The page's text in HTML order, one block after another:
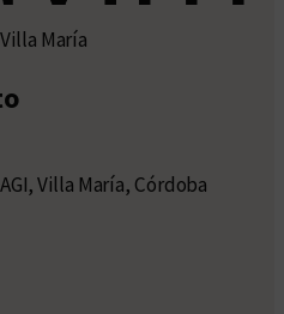
María
Villa María, Córdoba